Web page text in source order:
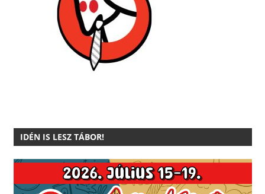
IDÉN IS LESZ TÁBOR!